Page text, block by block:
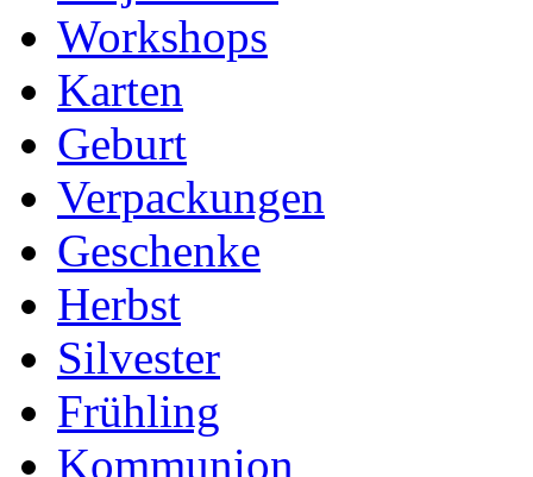
Workshops
Karten
Geburt
Verpackungen
Geschenke
Herbst
Silvester
Frühling
Kommunion